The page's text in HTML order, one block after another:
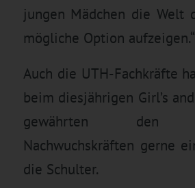
jungen Mädchen die Welt
mögliche Option aufzeigen.“
Auch die UTH-Fachkräfte
beim diesjährigen Girl’s
gewährten den
Nachwuchskräften gerne
die Schulter.